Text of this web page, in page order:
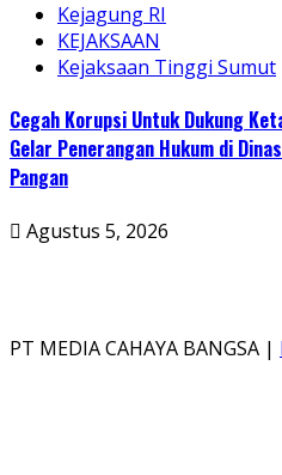
Kejagung RI
KEJAKSAAN
Kejaksaan Tinggi Sumut
Cegah Korupsi Untuk Dukung
Gelar Penerangan Hukum di
Pangan
Agustus 5, 2026
PT MEDIA CAHAYA BANGSA |